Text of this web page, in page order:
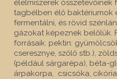
élelmiszerek
tagbélben élő baktériumok
fermen­tálni, és rövid
gázokat képez­nek belőlük.
forrásaik: pektin:
cseresznye, szőlő stb.),
(például sárgarépa), béta-
árpakorpa, csicsó­ka,